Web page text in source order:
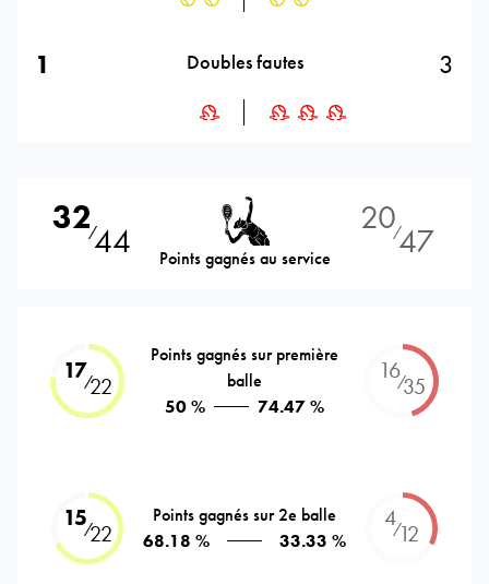
1 Doubles fautes 3
32⁄44 Points gagnés au service
20⁄47
17⁄22
Points gagnés sur première
balle
50 %
74.47 %
16⁄35
15⁄22
Points gagnés sur 2e balle
68.18 %
33.33 %
4⁄12